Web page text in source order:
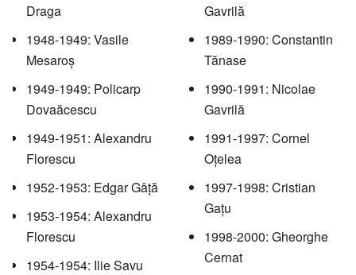
Draga
1948-1949: Vasile
Mesaroș
1949-1949: Policarp
Dovaăcescu
1949-1951: Alexandru
Florescu
1952-1953: Edgar Gâță
1953-1954: Alexandru
Florescu
1954-1954: Ilie Savu
Gavrilă
1989-1990: Constantin
Tănase
1990-1991: Nicolae
Gavrilă
1991-1997: Cornel
Oțelea
1997-1998: Cristian
Gațu
1998-2000: Gheorghe
Cernat